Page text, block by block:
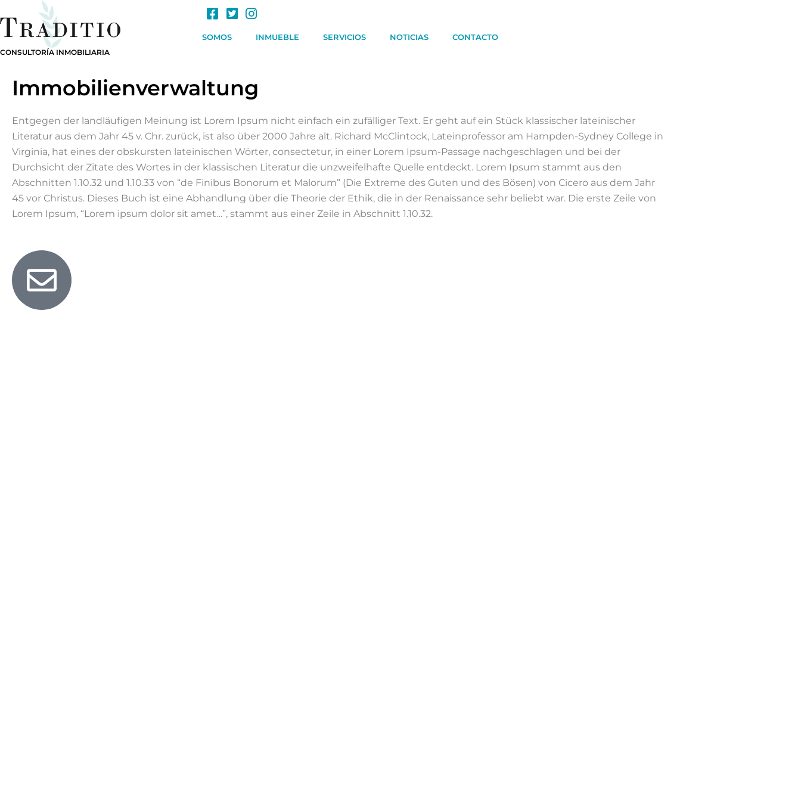
to
content
CONSULTORÍA INMOBILIARIA
SOMOS INMUEBLE SERVICIOS NOTICIAS CONTACTO
Immobilienverwaltung
Entgegen der landläufigen Meinung ist Lorem Ipsum nicht einfach ein zufälliger Text. Er geht auf ein Stück klassischer lateinischer
Literatur aus dem Jahr 45 v. Chr. zurück, ist also über 2000 Jahre alt. Richard McClintock, Lateinprofessor am Hampden-Sydney College in
Virginia, hat eines der obskursten lateinischen Wörter, consectetur, in einer Lorem Ipsum-Passage nachgeschlagen und bei der
Durchsicht der Zitate des Wortes in der klassischen Literatur die unzweifelhafte Quelle entdeckt. Lorem Ipsum stammt aus den
Abschnitten 1.10.32 und 1.10.33 von “de Finibus Bonorum et Malorum” (Die Extreme des Guten und des Bösen) von Cicero aus dem Jahr
45 vor Christus. Dieses Buch ist eine Abhandlung über die Theorie der Ethik, die in der Renaissance sehr beliebt war. Die erste Zeile von
Lorem Ipsum, “Lorem ipsum dolor sit amet…”, stammt aus einer Zeile in Abschnitt 1.10.32.